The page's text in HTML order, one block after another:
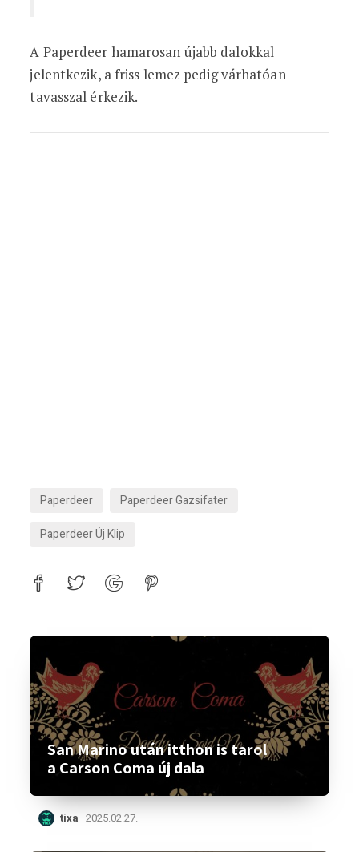
A Paperdeer hamarosan újabb dalokkal
jelentkezik, a friss lemez pedig várhatóan
tavasszal érkezik.
Paperdeer
Paperdeer Gazsifater
Paperdeer Új Klip
San Marino után itthon is tarol
a Carson Coma új dala
tixa 2025.02.27.